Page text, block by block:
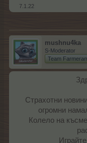
7.1.22
mushnu4ka
S-Moderator
Team
Страхотни
огромни
Колело на